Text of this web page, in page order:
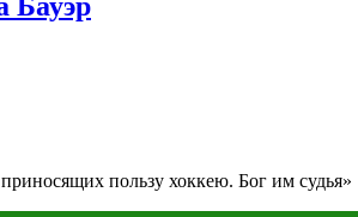
пользу хоккею. Бог им судья»